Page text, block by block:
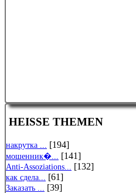
HEISSE THEMEN
накрутка ... [194]
мошенник�... [141]
Anti-Assoziations... [132]
как сдела... [61]
Заказать ... [39]